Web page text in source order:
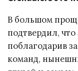
В большом
подтвердил, что
поблагодарив
команд,